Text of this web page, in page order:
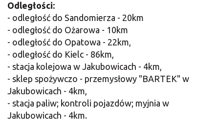
Odległości:
- odległość do Sandomierza - 20km
- odległość do Ożarowa - 10km
- odległość do Opatowa - 22km,
- odległość do Kielc - 86km,
- stacja kolejowa w Jakubowicach - 4km,
- sklep spożywczo - przemysłowy "BARTEK" w
Jakubowicach - 4km,
- stacja paliw; kontroli pojazdów; myjnia w
Jakubowicach - 4km.